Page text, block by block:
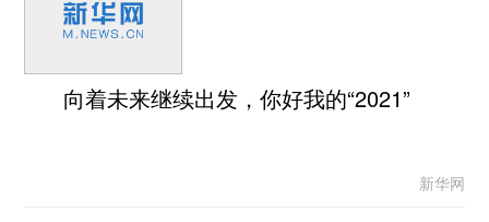
向着未来继续出发，你好我的“2021”
新华网